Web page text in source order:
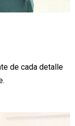
de cada detalle